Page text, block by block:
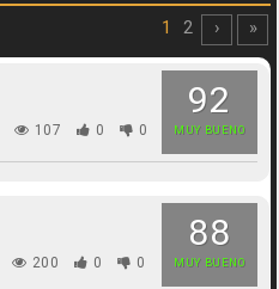
1 2 › »
92
MUY BUENO
107 0 0
88
MUY BUENO
200 0 0